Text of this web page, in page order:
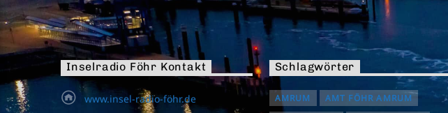
Inselradio Föhr Kontakt
www.insel-radio-föhr.de
Schlagwörter
AMRUM
AMT FÖHR AMRUM